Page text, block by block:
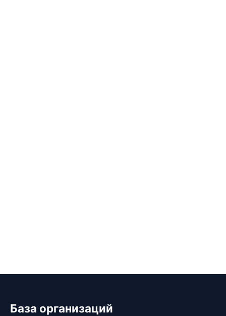
База организаций